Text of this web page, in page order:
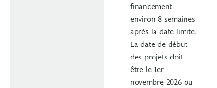
financement
environ 8 semaines
après la date limite.
La date de début
des projets doit
être le 1er
novembre 2026 ou